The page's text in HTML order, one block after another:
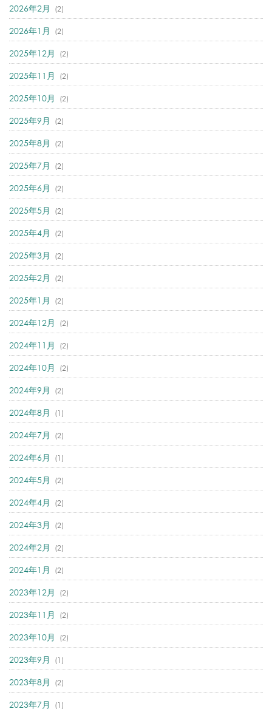
2026年2月 (2)
2026年1月 (2)
2025年12月 (2)
2025年11月 (2)
2025年10月 (2)
2025年9月 (2)
2025年8月 (2)
2025年7月 (2)
2025年6月 (2)
2025年5月 (2)
2025年4月 (2)
2025年3月 (2)
2025年2月 (2)
2025年1月 (2)
2024年12月 (2)
2024年11月 (2)
2024年10月 (2)
2024年9月 (2)
2024年8月 (1)
2024年7月 (2)
2024年6月 (1)
2024年5月 (2)
2024年4月 (2)
2024年3月 (2)
2024年2月 (2)
2024年1月 (2)
2023年12月 (2)
2023年11月 (2)
2023年10月 (2)
2023年9月 (1)
2023年8月 (2)
2023年7月 (1)